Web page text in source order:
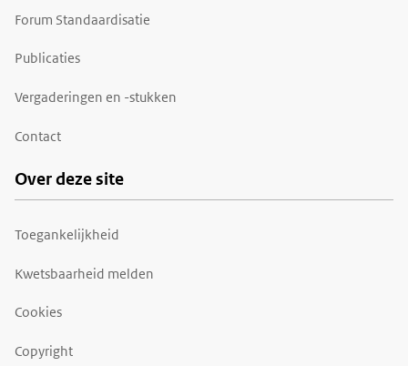
Forum Standaardisatie
Publicaties
Vergaderingen en -stukken
Contact
Over deze site
Toegankelijkheid
Kwetsbaarheid melden
Cookies
Copyright